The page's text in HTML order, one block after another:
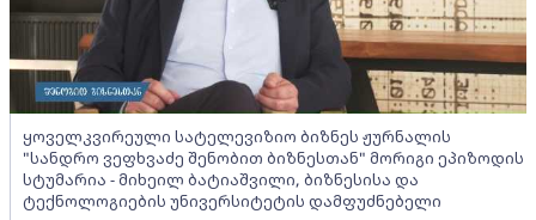
ყოველკვირეული სატელევიზიო ბიზნეს ჟურნალის
"სანდრო ვეფხვაძე შენობით ბიზნესთან" მორიგი ეპიზოდის
სტუმარია - მიხეილ ბატიაშვილი, ბიზნესისა და
ტექნოლოგიების უნივერსიტეტის დამფუძნებელი